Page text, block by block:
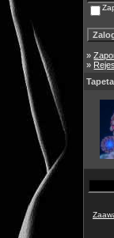
»
»